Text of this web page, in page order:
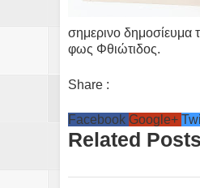
σημερινο δημοσίευμα
φως Φθιώτιδος.
Share :
Facebook Google+
Related